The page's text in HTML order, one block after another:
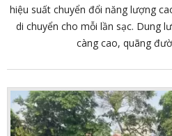
hiệu suất chuyển đổi năng lượng
di chuyển cho mỗi lần sạc. Dung
càng cao, quãng